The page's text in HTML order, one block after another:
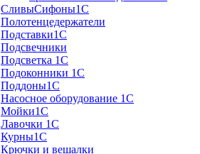
СливыСифоны1С
Полотенцедержатели
Подставки1С
Подсвечники
Подсветка 1С
Подоконники 1С
Поддоны1С
Насосное оборудование 1С
Мойки1С
Лавочки 1С
Курны1С
Крючки и вешалки